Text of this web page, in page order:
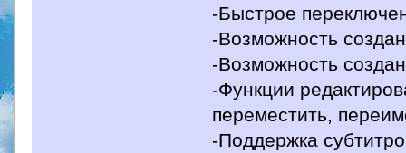
-Быстрое
-Возможность
-Возможность
-Функции
переместить,
-Поддержка